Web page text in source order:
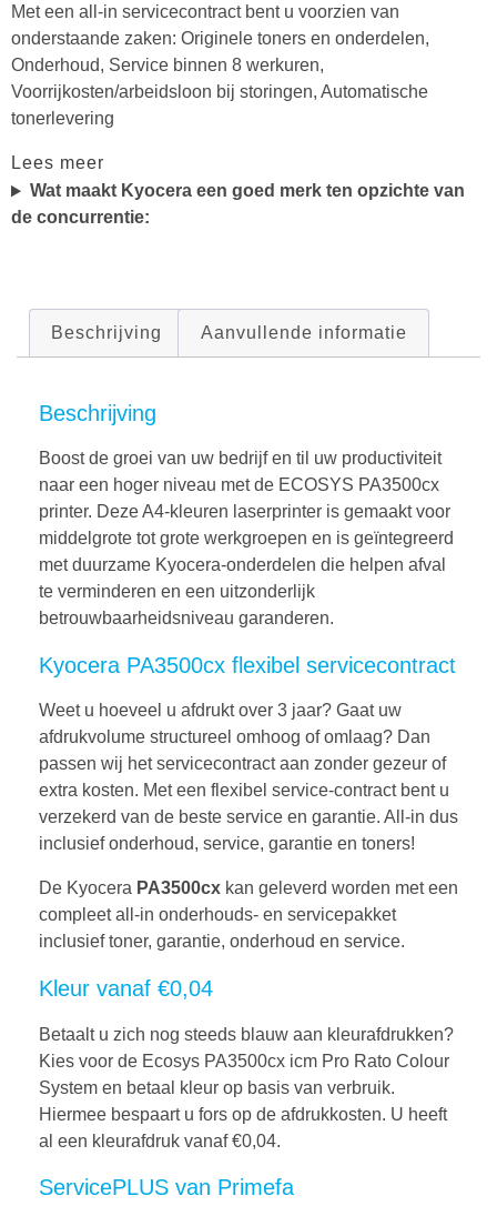
Met een all-in servicecontract bent u voorzien van
onderstaande zaken: Originele toners en onderdelen,
Onderhoud, Service binnen 8 werkuren,
Voorrijkosten/arbeidsloon bij storingen, Automatische
tonerlevering
Lees meer
Wat maakt Kyocera een goed merk ten opzichte van
de concurrentie:
Beschrijving Aanvullende informatie
Beschrijving
Boost de groei van uw bedrijf en til uw productiviteit
naar een hoger niveau met de ECOSYS PA3500cx
printer. Deze A4-kleuren laserprinter is gemaakt voor
middelgrote tot grote werkgroepen en is geïntegreerd
met duurzame Kyocera-onderdelen die helpen afval
te verminderen en een uitzonderlijk
betrouwbaarheidsniveau garanderen.
Kyocera PA3500cx flexibel servicecontract
Weet u hoeveel u afdrukt over 3 jaar? Gaat uw
afdrukvolume structureel omhoog of omlaag? Dan
passen wij het servicecontract aan zonder gezeur of
extra kosten. Met een flexibel service-contract bent u
verzekerd van de beste service en garantie. All-in dus
inclusief onderhoud, service, garantie en toners!
De Kyocera PA3500cx kan geleverd worden met een
compleet all-in onderhouds- en servicepakket
inclusief toner, garantie, onderhoud en service.
Kleur vanaf €0,04
Betaalt u zich nog steeds blauw aan kleurafdrukken?
Kies voor de Ecosys PA3500cx icm Pro Rato Colour
System en betaal kleur op basis van verbruik.
Hiermee bespaart u fors op de afdrukkosten. U heeft
al een kleurafdruk vanaf €0,04.
ServicePLUS van Primefa